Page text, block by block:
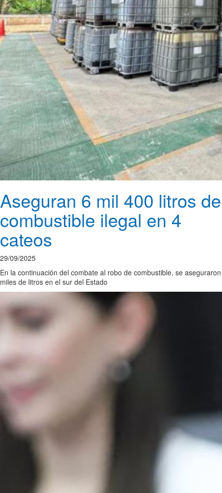
Aseguran 6 mil 400 litros de
combustible ilegal en 4
cateos
29/09/2025
En la continuación del combate al robo de combustible, se aseguraron
miles de litros en el sur del Estado